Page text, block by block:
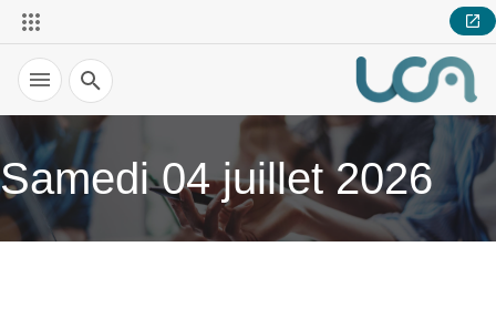
Recherche
Samedi 04 juillet 2026